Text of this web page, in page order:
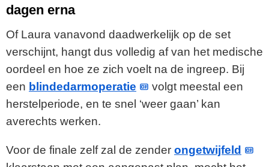
dagen erna
Of Laura vanavond daadwerkelijk op de set
verschijnt, hangt dus volledig af van het medische
oordeel en hoe ze zich voelt na de ingreep. Bij
een blindedarmoperatie
volgt meestal een
herstelperiode, en te snel ‘weer gaan’ kan
averechts werken.
Voor de finale zelf zal de zender ongetwijfeld